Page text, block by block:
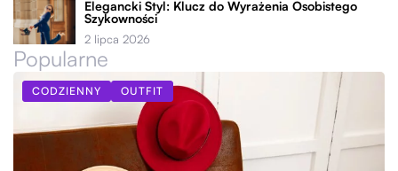
Elegancki Styl: Klucz do Wyrażenia Osobistego
Szykowności
2 lipca 2026
Popularne
CODZIENNY OUTFIT